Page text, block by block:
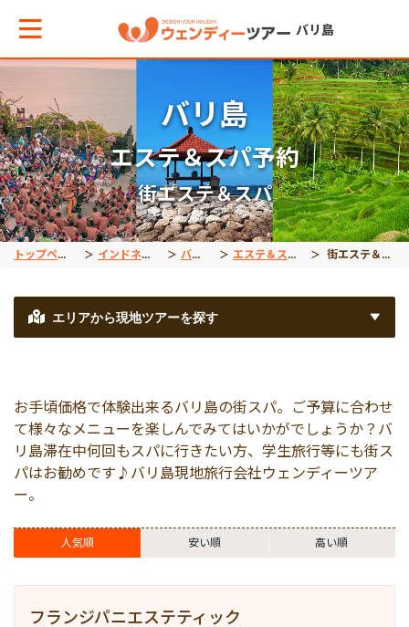
バリ島
トップページ インドネシア バリ島 エステ＆スパ予約 街エステ＆スパ
バリ島
エステ＆スパ予約
街エステ＆スパ
エリアから現地ツアーを探す
お手頃価格で体験出来るバリ島の街スパ。ご予算に合わせ
て様々なメニューを楽しんでみてはいかがでしょうか？バ
リ島滞在中何回もスパに行きたい方、学生旅行等にも街ス
パはお勧めです♪バリ島現地旅行会社ウェンディーツア
ー。
人気順 安い順 高い順
フランジパニエステティック
メインメニューへ戻る
マから現地ツアーを探す
ツアー
ャーター
送迎
VIPアシスト
テ＆スパ予約
メインメニューへ戻る
アからお役立ち情報を探す
ドネシア
ーシア
ガポール
ボジア
戻る
観光ツアー
夕方発観光
アフタヌーンティー
伝統舞踊付きプラン
午前発半日観光
午後発半日観光
戻る
離島ツアー
レンボンガン島
ロンボク島
ギリ島
戻る
エステ＆スパ予約
マッサージ
人気エステ＆スパ
ホテルエステ＆スパ
戻る
体験/アクティビティ
人気体験/アクティビ
ラフティング
サーフィン
サイクリング
トレッキング
戻る
クルーズ
デイクルーズ
ディナークルーズ
戻る
動物
オラウータン
サファリパーク
キャメルライド
ドルフィンウォッチ
戻る
バリ島発インドネシ
ジョグジャカルタ
ブロモ
イジェン
タナトラジャ
戻る
バリ島発インドネシ
東ティモール
戻る
世界遺産
ボロブドゥール遺跡
プランバナン遺跡